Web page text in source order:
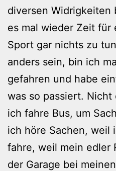
diversen Widrigkeiten
es mal wieder Zeit für
Sport gar nichts zu
anders sein, bin ich
gefahren und habe
was so passiert. Nicht
ich fahre Bus, um
ich höre Sachen, weil
fahre, weil mein edler
der Garage bei